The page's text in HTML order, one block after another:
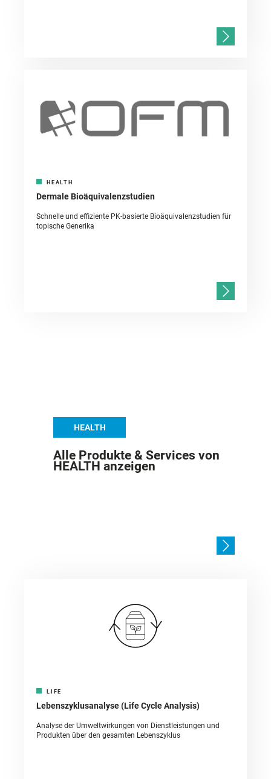
HEALTH
Dermale Bioäquivalenzstudien
Schnelle und effiziente PK-basierte Bioäquivalenzstudien für
topische Generika
HEALTH
Alle Produkte & Services von
HEALTH anzeigen
LIFE
Lebenszyklusanalyse (Life Cycle Analysis)
Analyse der Umweltwirkungen von Dienstleistungen und
Produkten über den gesamten Lebenszyklus